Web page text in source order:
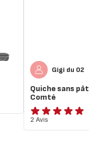
Gigi du 02
Quiche sans pâte
Comté
Avis
5
2 Avis